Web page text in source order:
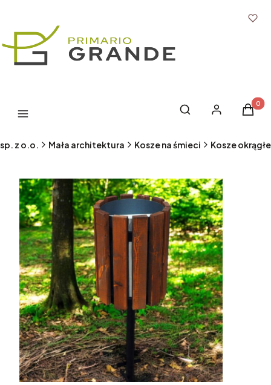
Menu Otwórz
Szukaj Zaloguj sięKoszyk
z o.o. Mała architektura Kosze na śmieci Kosze okrągłe